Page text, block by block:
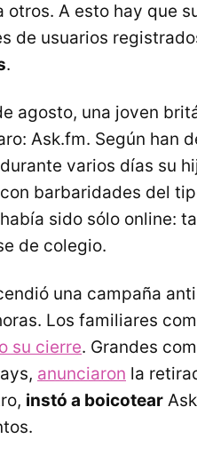
otros. A esto hay que
de usuarios
.
agosto, una joven
Ask.fm. Según han
varios días su
barbaridades del
sido sólo online:
de colegio.
una campaña
Los familiares
su cierre. Grandes
anunciaron la
instó a boicotear